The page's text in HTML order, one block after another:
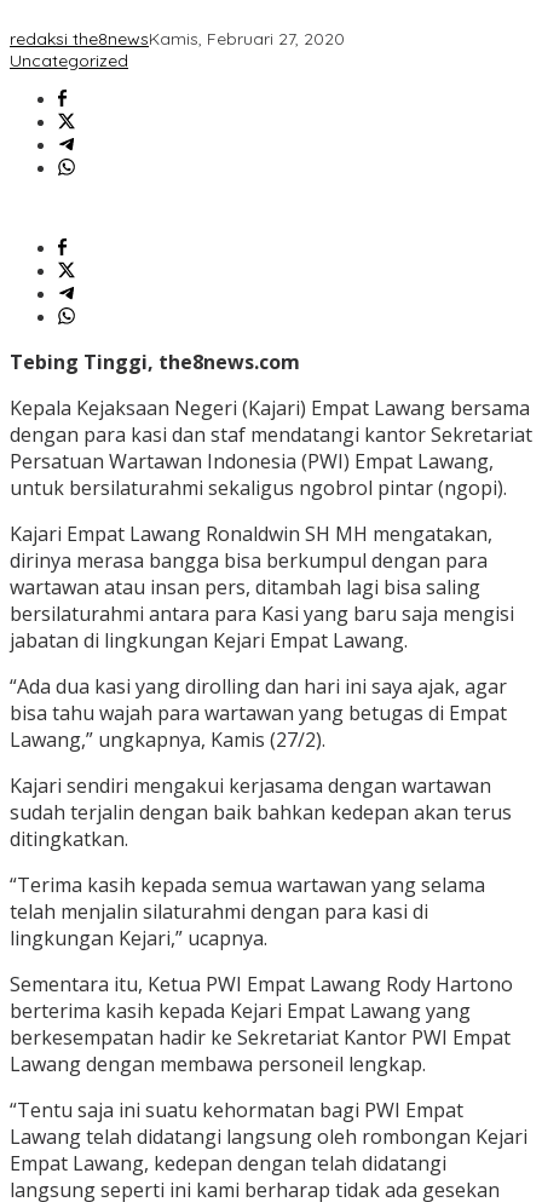
redaksi the8newsKamis, Februari 27, 2020
Uncategorized
Tebing Tinggi, the8news.com
Kepala Kejaksaan Negeri (Kajari) Empat Lawang bersama
dengan para kasi dan staf mendatangi kantor Sekretariat
Persatuan Wartawan Indonesia (PWI) Empat Lawang,
untuk bersilaturahmi sekaligus ngobrol pintar (ngopi).
Kajari Empat Lawang Ronaldwin SH MH mengatakan,
dirinya merasa bangga bisa berkumpul dengan para
wartawan atau insan pers, ditambah lagi bisa saling
bersilaturahmi antara para Kasi yang baru saja mengisi
jabatan di lingkungan Kejari Empat Lawang.
“Ada dua kasi yang dirolling dan hari ini saya ajak, agar
bisa tahu wajah para wartawan yang betugas di Empat
Lawang,” ungkapnya, Kamis (27/2).
Kajari sendiri mengakui kerjasama dengan wartawan
sudah terjalin dengan baik bahkan kedepan akan terus
ditingkatkan.
“Terima kasih kepada semua wartawan yang selama
telah menjalin silaturahmi dengan para kasi di
lingkungan Kejari,” ucapnya.
Sementara itu, Ketua PWI Empat Lawang Rody Hartono
berterima kasih kepada Kejari Empat Lawang yang
berkesempatan hadir ke Sekretariat Kantor PWI Empat
Lawang dengan membawa personeil lengkap.
“Tentu saja ini suatu kehormatan bagi PWI Empat
Lawang telah didatangi langsung oleh rombongan Kejari
Empat Lawang, kedepan dengan telah didatangi
langsung seperti ini kami berharap tidak ada gesekan